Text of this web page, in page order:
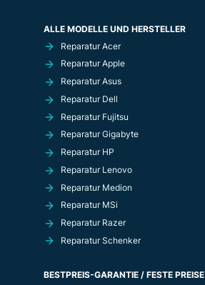
ALLE MODELLE UND HERSTELLER
Reparatur Acer
Reparatur Apple
Reparatur Asus
Reparatur Dell
Reparatur Fujitsu
Reparatur Gigabyte
Reparatur HP
Reparatur Lenovo
Reparatur Medion
Reparatur MSi
Reparatur Razer
Reparatur Schenker
BESTPREIS-GARANTIE / FESTE PREISE